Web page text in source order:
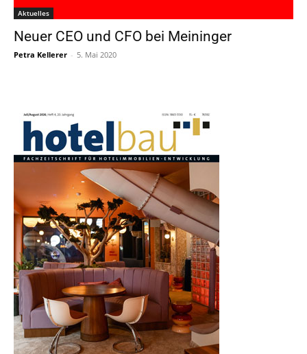
Aktuelles
Neuer CEO und CFO bei Meininger
Petra Kellerer - 5. Mai 2020